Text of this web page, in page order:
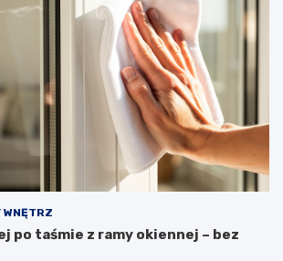
WNĘTRZ
po taśmie z ramy okiennej – bez